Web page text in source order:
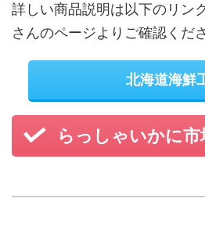
詳しい商品説明は以下のリン
さんのページよりご確認くだ
北海道海鮮
らっしゃいかに市